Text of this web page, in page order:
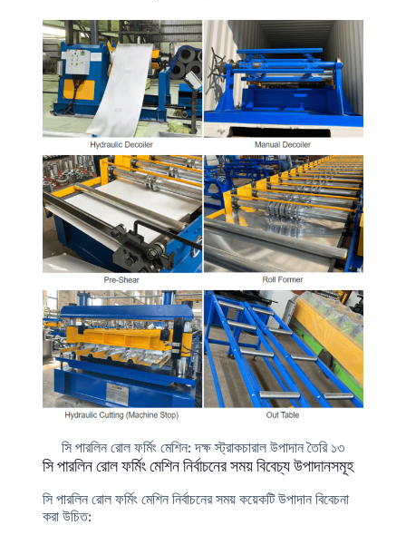
সি পারলিন রোল ফর্মিং মেশিন: দক্ষ স্ট্রাকচারাল উপাদান তৈরি ১৩
সি পারলিন রোল ফর্মিং মেশিন নির্বাচনের সময় বিবেচ্য উপাদানসমূহ
সি পারলিন রোল ফর্মিং মেশিন নির্বাচনের সময় কয়েকটি উপাদান বিবেচনা
করা উচিত: